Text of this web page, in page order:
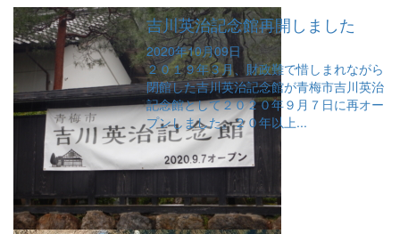
吉川英治記念館再開しました
2020年10月09日
２０１９年３月、財政難で惜しまれながら
閉館した吉川英治記念館が青梅市吉川英治
記念館として２０２０年９月７日に再オー
プンしました。２０年以上...